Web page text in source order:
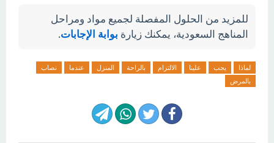
للمزيد من الحلول المفصلة لجميع مواد ومراحل
المناهج السعودية، يمكنك زيارة بوابة الإجابات.
لماذا يجب علينا الالتزام بالراحة المنزل عندما
نصاب
بالمرض